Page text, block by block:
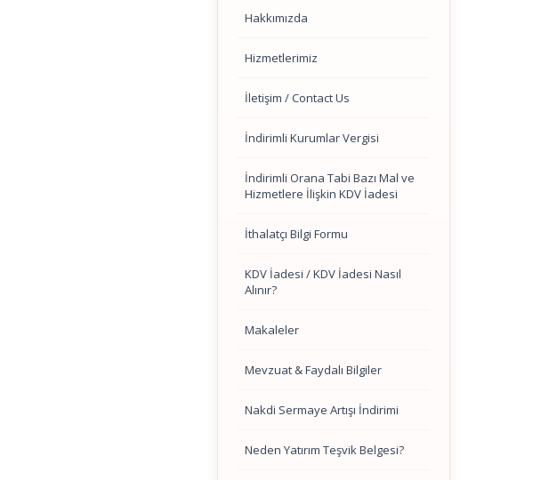
Hakkımızda
Hizmetlerimiz
İletişim / Contact Us
İndirimli Kurumlar Vergisi
İndirimli Orana Tabi Bazı Mal ve
Hizmetlere İlişkin KDV İadesi
İthalatçı Bilgi Formu
KDV İadesi / KDV İadesi Nasıl
Alınır?
Makaleler
Mevzuat & Faydalı Bilgiler
Nakdi Sermaye Artışı İndirimi
Neden Yatırım Teşvik Belgesi?